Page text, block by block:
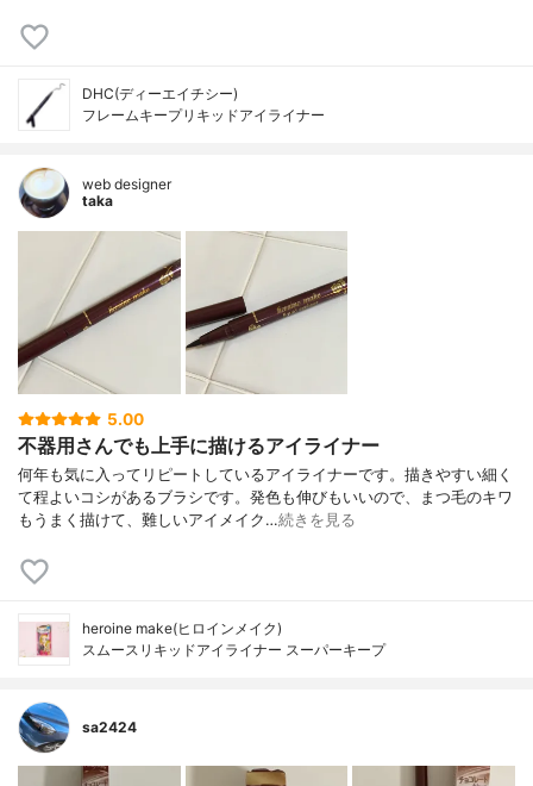
DHC(ディーエイチシー)
フレームキープリキッドアイライナー
web designer
taka
5.00
不器用さんでも上手に描けるアイライナー
何年も気に入ってリピートしているアイライナーです。描きやすい細く
て程よいコシがあるブラシです。発色も伸びもいいので、まつ毛のキワ
もうまく描けて、難しいアイメイク…続きを見る
heroine make(ヒロインメイク)
スムースリキッドアイライナー スーパーキープ
sa2424